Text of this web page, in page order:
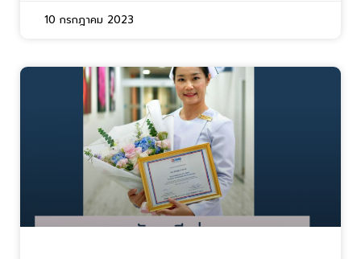
10 กรกฎาคม 2023